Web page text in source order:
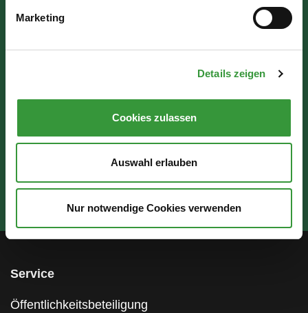
Marketing
Details zeigen
Cookies zulassen
Auswahl erlauben
Nur notwendige Cookies verwenden
Service
Öffentlichkeitsbeteiligung
Mo - Mi: 07:30 - 16:30 Uhr
Do: 07:30 - 17:30 Uhr